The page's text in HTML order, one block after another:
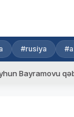
#rusiya
qəbul edib